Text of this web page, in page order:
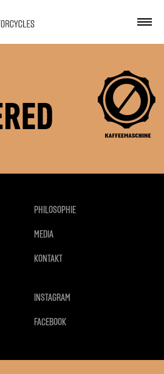
PHILOSOPHIE
MEDIA
KONTAKT
INSTAGRAM
FACEBOOK